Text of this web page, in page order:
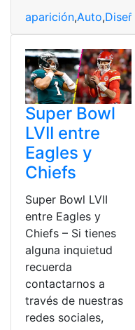
aparición,Auto,Diseño
Super Bowl
LVII entre
Eagles y
Chiefs
Super Bowl LVII
entre Eagles y
Chiefs – Si tienes
alguna inquietud
recuerda
contactarnos a
través de nuestras
redes sociales,